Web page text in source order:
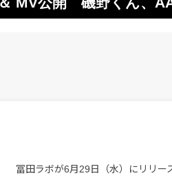
冨田ラボが6月29日（水）にリリ